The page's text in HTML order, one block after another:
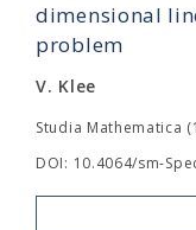
dimensional
problem
V. Klee
Studia Mathematica
DOI: 10.4064/sm-